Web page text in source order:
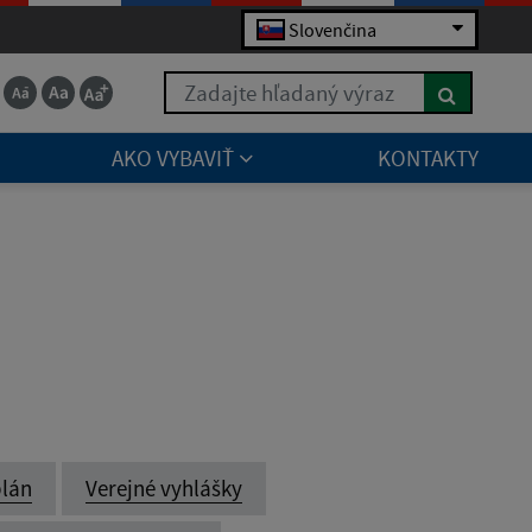
Slovenčina
Zadajte hľadaný výraz
AKO VYBAVIŤ KONTAKTY
Verejné vyhlášky